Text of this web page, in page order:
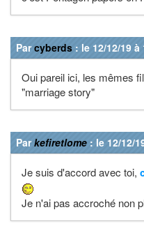
Parcyberds : le 12/12/19 à
Oui pareil ici, les mêmes
"marriage story"
Parkefiretlome : le 12/12/
Je suis d'accord avec toi,
Je n'ai pas accroché non